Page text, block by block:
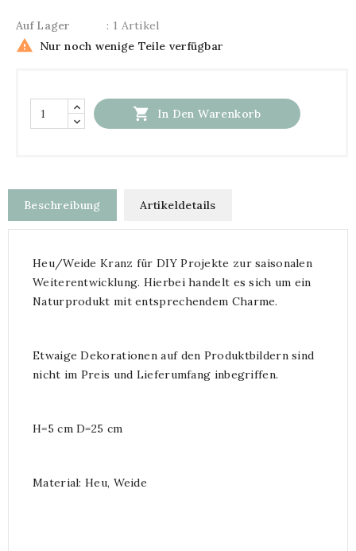
Auf Lager : 1 Artikel
 Nur noch wenige Teile verfügbar
 In Den Warenkorb
Beschreibung Artikeldetails
Heu/Weide Kranz für DIY Projekte zur saisonalen
Weiterentwicklung. Hierbei handelt es sich um ein
Naturprodukt mit entsprechendem Charme.
Etwaige Dekorationen auf den Produktbildern sind
nicht im Preis und Lieferumfang inbegriffen.
H=5 cm D=25 cm
Material: Heu, Weide